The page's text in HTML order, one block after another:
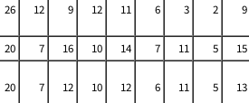
26 12 9 12 11 6 3 2 9
20 7 16 10 14 7 11 5
15
20 7 12 10 12 6 11 5 13